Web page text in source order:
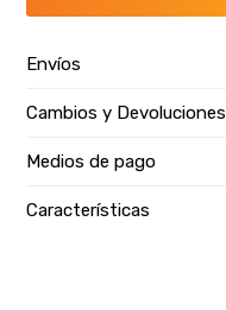
Envíos
Cambios y Devoluciones
Medios de pago
Características